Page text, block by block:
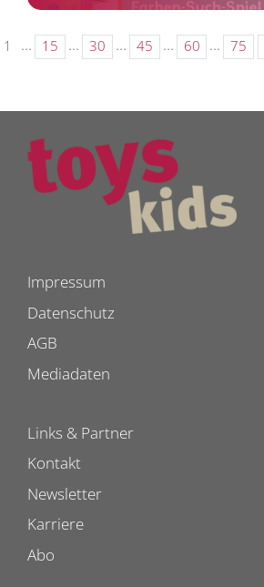
1 ... 15 ... 30 ... 45 ... 60 ... 75
Impressum
Datenschutz
AGB
Mediadaten
Links & Partner
Kontakt
Newsletter
Karriere
Abo